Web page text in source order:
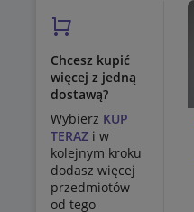
Chcesz kupić
więcej z jedną
dostawą?
Wybierz KUP
TERAZ i w
kolejnym kroku
dodasz więcej
przedmiotów
od tego